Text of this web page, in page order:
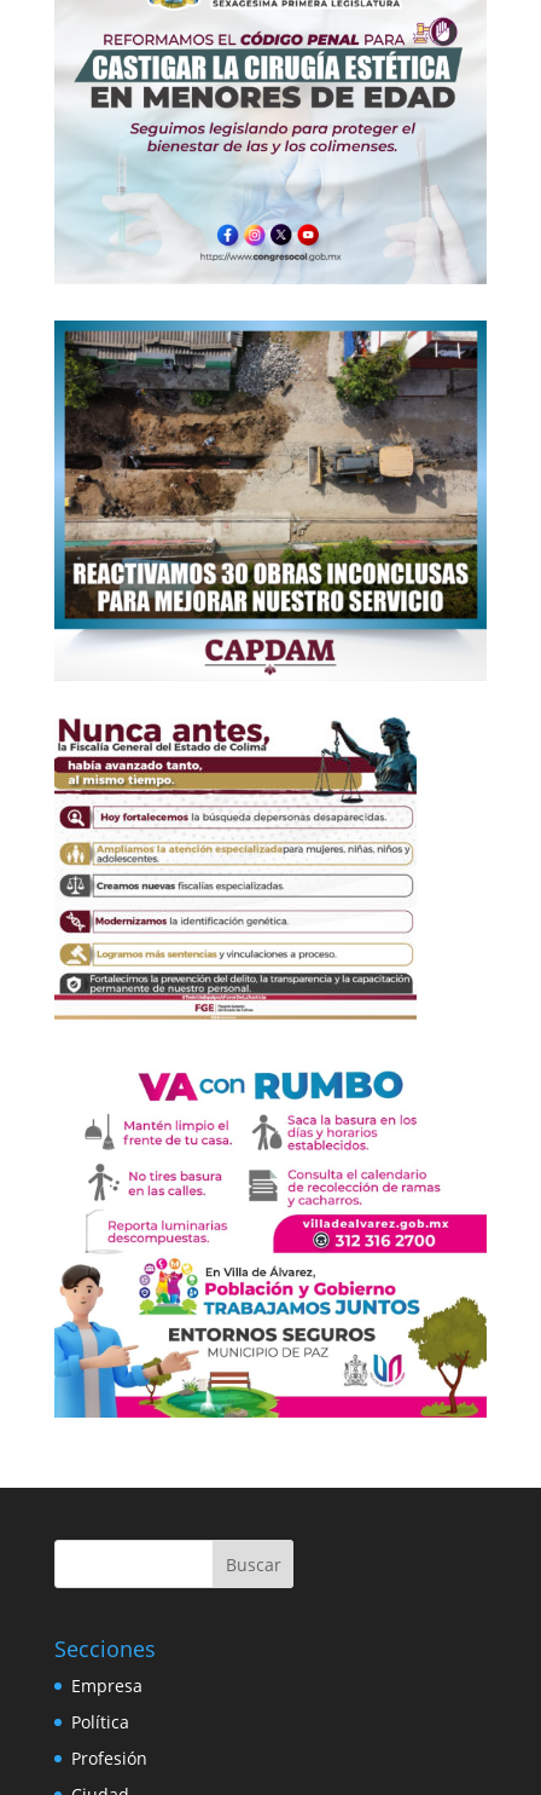
Buscar
Secciones
Empresa
Política
Profesión